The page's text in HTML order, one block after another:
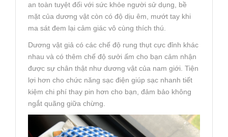
an toàn tuyệt đối với sức khỏe người sử dụng, bề
mặt của dương vật còn có độ dịu êm, mướt tay khi
ma sát đem lại cảm giác vô cùng thích thú.
Dương vật giả có các chế độ rung thụt cực đỉnh khác
nhau và có thêm chế độ sưởi ấm cho bạn cảm nhận
được sự chân thật như dương vật của nam giới. Tiện
lợi hơn cho chức năng sạc điện giúp sạc nhanh tiết
kiệm chi phí thay pin hơn cho bạn, đảm bảo không
ngắt quãng giữa chừng.